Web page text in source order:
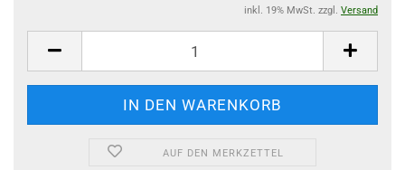
inkl. 19% MwSt. zzgl. Versand
AUF DEN MERKZETTEL